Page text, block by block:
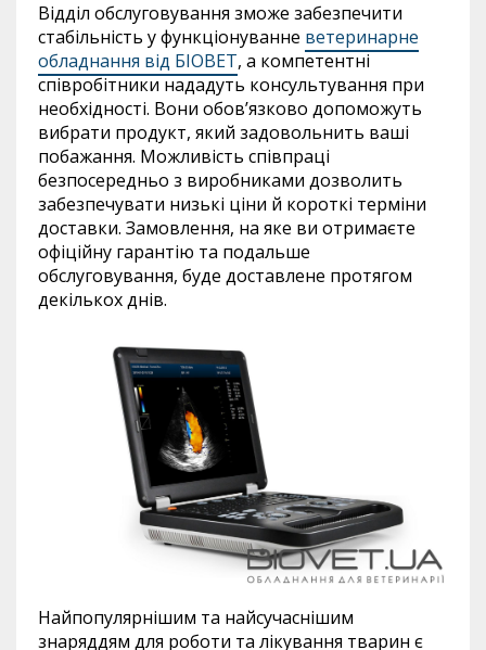
Відділ обслуговування зможе забезпечити
стабільність у функціонуванне ветеринарне
обладнання від БІОВЕТ, а компетентні
співробітники нададуть консультування при
необхідності. Вони обов’язково допоможуть
вибрати продукт, який задовольнить ваші
побажання. Можливість співпраці
безпосередньо з виробниками дозволить
забезпечувати низькі ціни й короткі терміни
доставки. Замовлення, на яке ви отримаєте
офіційну гарантію та подальше
обслуговування, буде доставлене протягом
декількох днів.
Найпопулярнішим та найсучаснішим
знаряддям для роботи та лікування тварин є